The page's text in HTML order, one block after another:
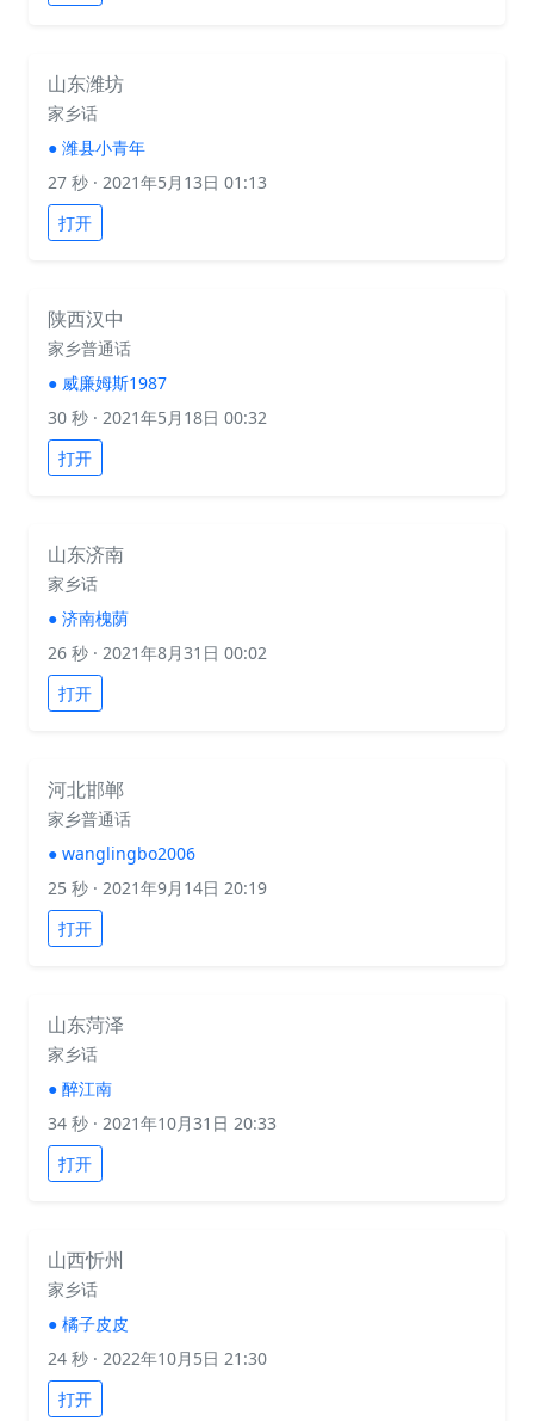
山东潍坊
家乡话
● 潍县小青年
27 秒 · 2021年5月13日 01:13
打开
陕西汉中
家乡普通话
● 威廉姆斯1987
30 秒 · 2021年5月18日 00:32
打开
山东济南
家乡话
● 济南槐荫
26 秒 · 2021年8月31日 00:02
打开
河北邯郸
家乡普通话
● wanglingbo2006
25 秒 · 2021年9月14日 20:19
打开
山东菏泽
家乡话
● 醉江南
34 秒 · 2021年10月31日 20:33
打开
山西忻州
家乡话
● 橘子皮皮
24 秒 · 2022年10月5日 21:30
打开